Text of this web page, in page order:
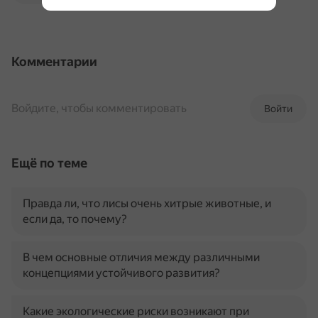
Комментарии
Войти
Войдите, чтобы комментировать
Ещё по теме
Правда ли, что лисы очень хитрые животные, и
если да, то почему?
В чем основные отличия между различными
концепциями устойчивого развития?
Какие экологические риски возникают при